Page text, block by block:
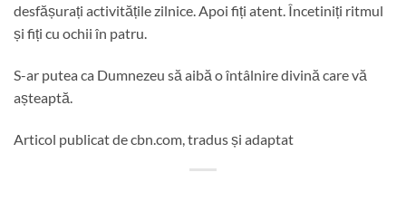
desfășurați activitățile zilnice. Apoi fiți atent. Încetiniți ritmul
și fiți cu ochii în patru.
S-ar putea ca Dumnezeu să aibă o întâlnire divină care vă
așteaptă.
Articol publicat de cbn.com, tradus și adaptat